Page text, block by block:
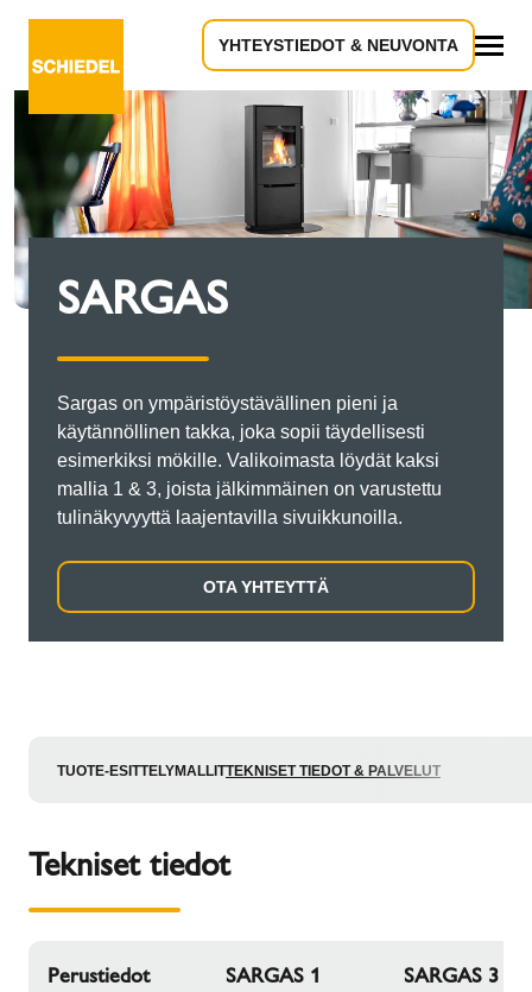
YHTEYSTIEDOT & NEUVONTA
SARGAS
Sargas on ympäristöystävällinen pieni ja
käytännöllinen takka, joka sopii täydellisesti
esimerkiksi mökille. Valikoimasta löydät kaksi
mallia 1 & 3, joista jälkimmäinen on varustettu
tulinäkyvyyttä laajentavilla sivuikkunoilla.
OTA YHTEYTTÄ
TUOTE-ESITTELYMALLITTEKNISET TIEDOT & PALVELUT
Tekniset tiedot
Perustiedot
SARGAS 1 SARGAS 3